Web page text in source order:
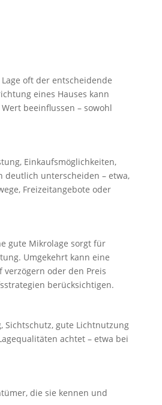
oft der entscheidende
eines Hauses kann
beeinflussen – sowohl
Einkaufsmöglichkeiten,
deutlich unterscheiden – etwa,
Freizeitangebote oder
gute Mikrolage sorgt für
Umgekehrt kann eine
oder den Preis
berücksichtigen.
gute Lichtnutzung
achtet – etwa bei
die sie kennen und